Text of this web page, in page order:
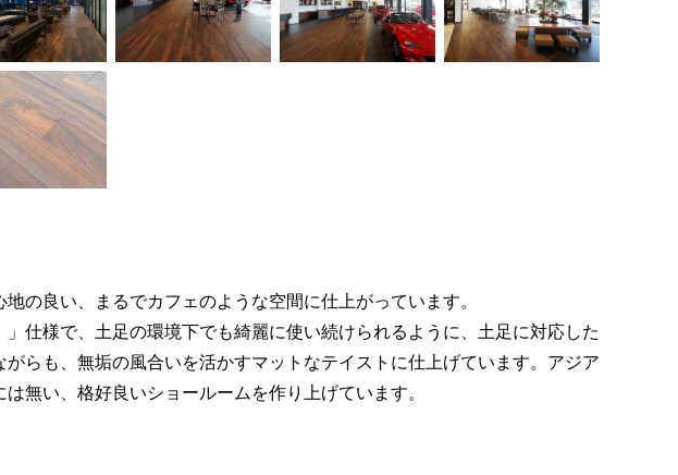
の良い、まるでカフェのような空間に仕上がっています。
仕様で、土足の環境下でも綺麗に使い続けられるように、土足に対応した
らも、無垢の風合いを活かすマットなテイストに仕上げています。アジア
無い、格好良いショールームを作り上げています。